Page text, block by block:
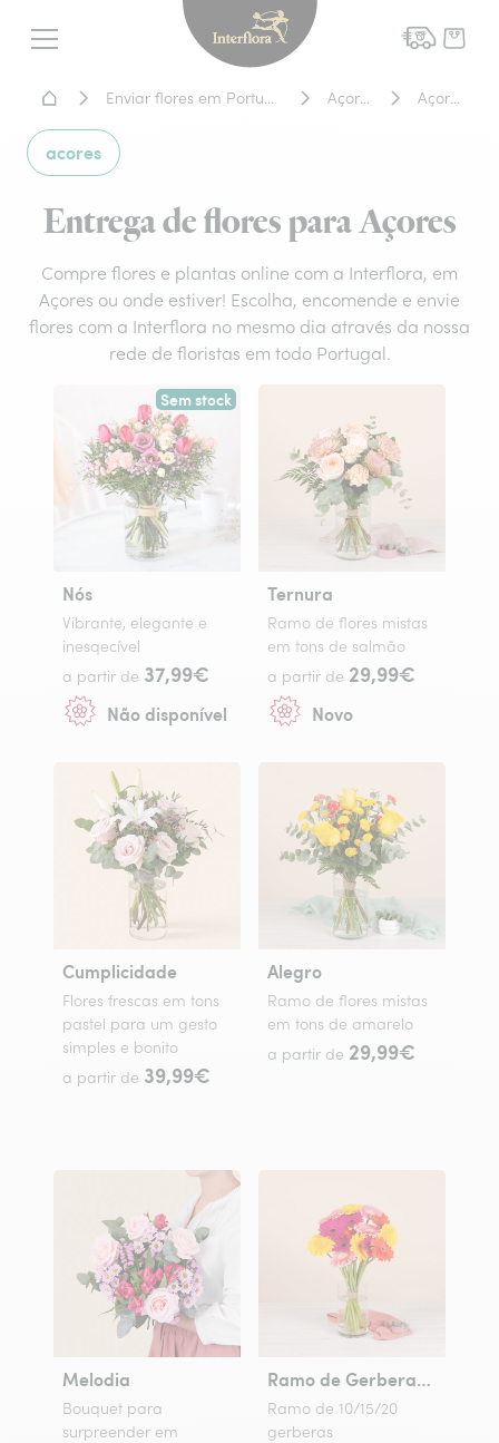
Menu
Interflora - entrega de
Home - Entrega de flores
Açores Açores
acores
Entrega de flores para Açores
Compre flores e plantas online com a Interflora, em
Açores ou onde estiver! Escolha, encomende e envie
flores com a Interflora no mesmo dia através da nossa
rede de floristas em todo Portugal.
Sem stock
Nós
Vibrante, elegante e
inesqecível
a partir de 37,99€
Não disponível
Ternura
Ramo de flores mistas
em tons de salmão
a partir de 29,99€
Novo
Cumplicidade
Flores frescas em tons
pastel para um gesto
simples e bonito
a partir de 39,99€
Alegro
Ramo de flores mistas
em tons de amarelo
a partir de 29,99€
Melodia
Bouquet para
surpreender em
Ramo de Gerberas Coloridas
Ramo de 10/15/20
gerberas